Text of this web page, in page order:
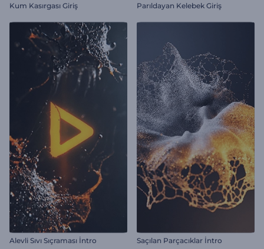
Kum Kasırgası Giriş Parıldayan Kelebek Giriş
Alevli Sıvı Sıçraması İntro Saçılan Parçacıklar İntro